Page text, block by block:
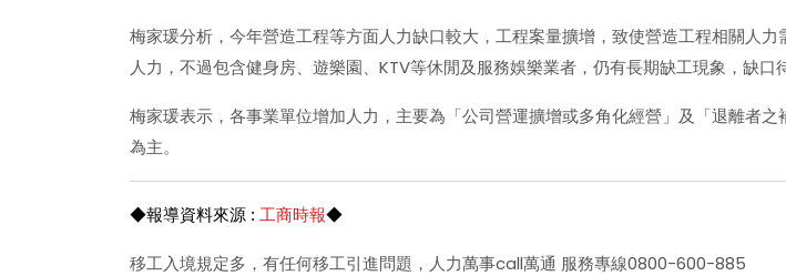
梅家瑗分析，今年營造工程等方面人力缺口較大，工程案量擴增，致使營造工程相關人
人力，不過包含健身房、遊樂園、KTV等休閒及服務娛樂業者，仍有長期缺工現象，缺口
梅家瑗表示，各事業單位增加人力，主要為「公司營運擴增或多角化經營」及「退離者
為主。
◆報導資料來源 : 工商時報◆
移工入境規定多，有任何移工引進問題，人力萬事call萬通 服務專線0800-600-885